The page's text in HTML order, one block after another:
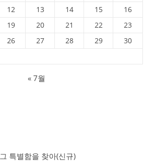
12 13 14 15
16
19 20 21 22
23
26 27 28 29
30
« 7월
특별함을 찾아(신규)